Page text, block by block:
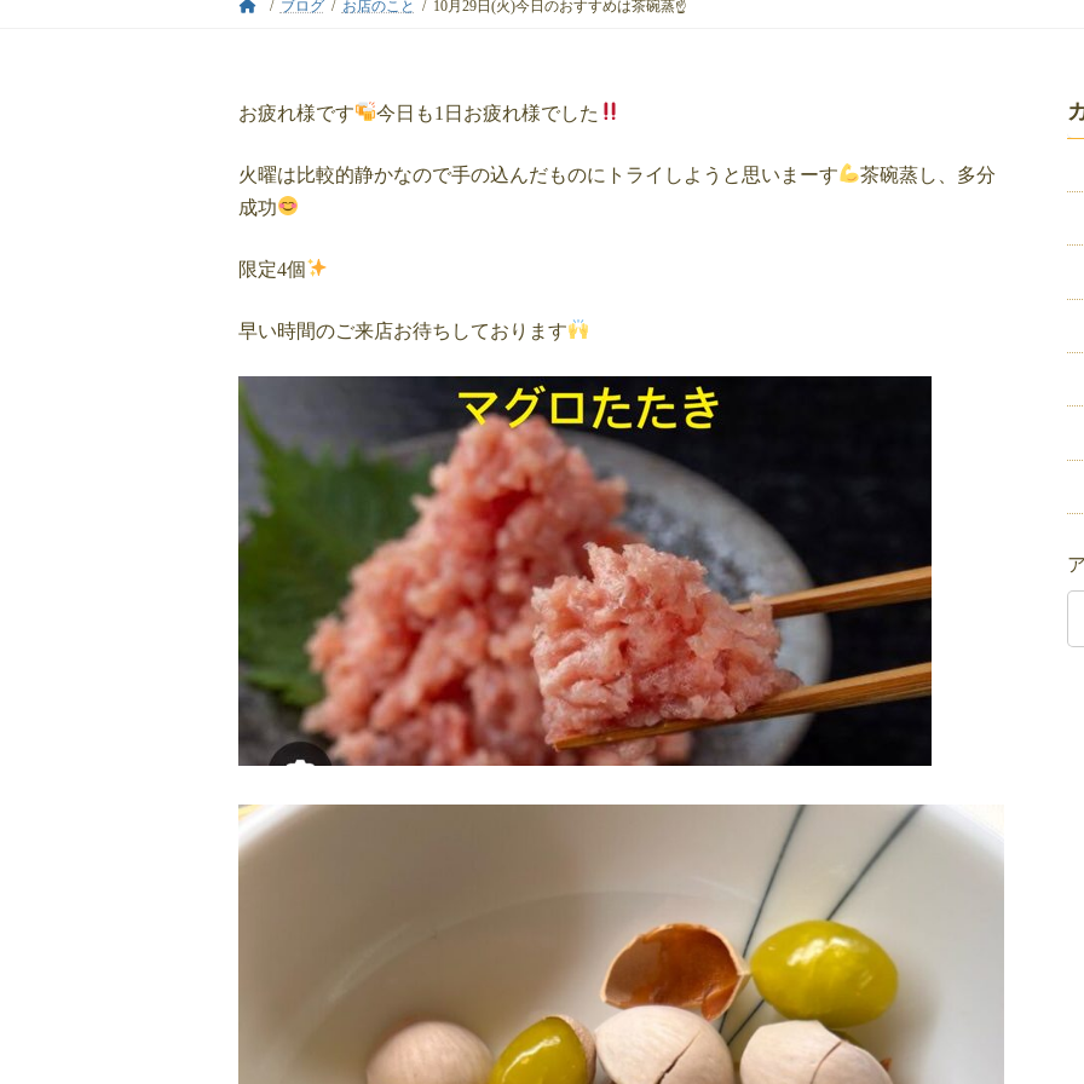
ブログ お店のこと 10月29日(火)今日のおすすめは茶碗蒸☝️
お疲れ様です 今日も1日お疲れ様でした
火曜は比較的静かなので手の込んだものにトライしようと思いまーす
茶碗蒸し、多分
成功
限定4個
早い時間のご来店お待ちしております